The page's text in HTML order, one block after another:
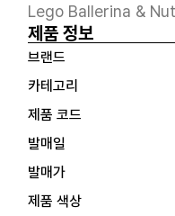
Lego Ballerina &
제품 정보
브랜드
카테고리
제품 코드
발매일
발매가
제품 색상